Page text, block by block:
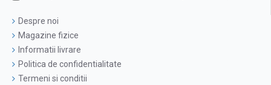
Despre noi
Magazine fizice
Informatii livrare
Politica de confidentialitate
Termeni si conditii